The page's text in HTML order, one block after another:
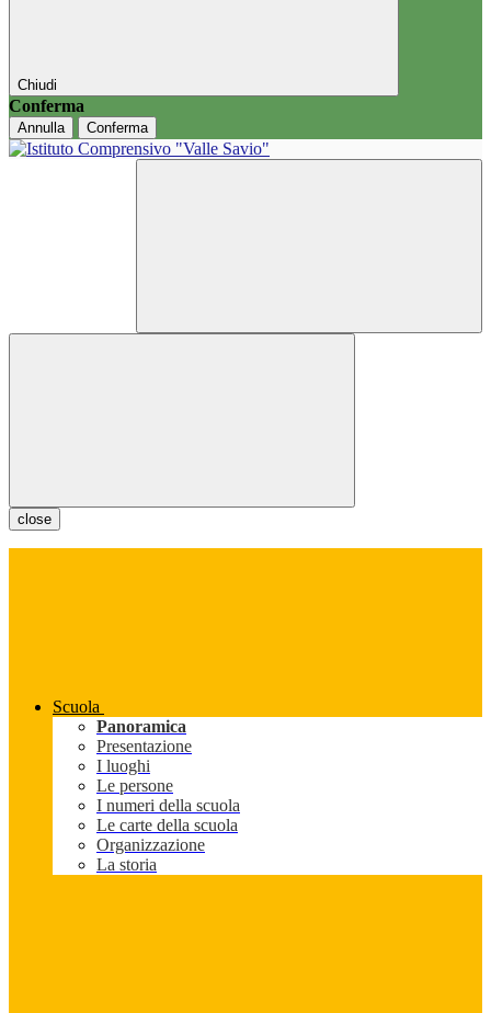
Chiudi
Conferma
Annulla Conferma
close
Scuola
Panoramica
Presentazione
I luoghi
Le persone
I numeri della scuola
Le carte della scuola
Organizzazione
La storia